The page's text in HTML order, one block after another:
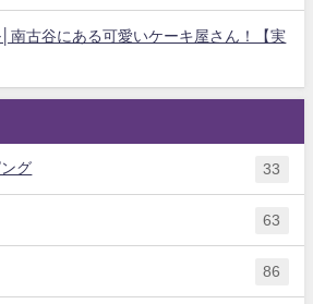
南古谷にある可愛いケーキ屋さん！【実
グ 33
63
86